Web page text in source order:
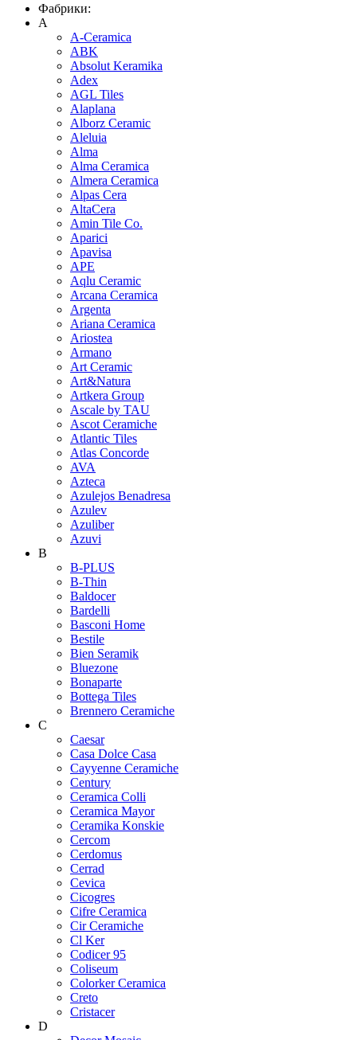
Фабрики:
A
A-Ceramica
ABK
Absolut Keramika
Adex
AGL Tiles
Alaplana
Alborz Ceramic
Aleluia
Alma
Alma Ceramica
Almera Ceramica
Alpas Cera
AltaCera
Amin Tile Co.
Aparici
Apavisa
APE
Aqlu Ceramic
Arcana Ceramica
Argenta
Ariana Ceramica
Ariostea
Armano
Art Ceramic
Art&Natura
Artkera Group
Ascale by TAU
Ascot Ceramiche
Atlantic Tiles
Atlas Concorde
AVA
Azteca
Azulejos Benadresa
Azulev
Azuliber
Azuvi
B
B-PLUS
B-Thin
Baldocer
Bardelli
Basconi Home
Bestile
Bien Seramik
Bluezone
Bonaparte
Bottega Tiles
Brennero Ceramiche
C
Caesar
Casa Dolce Casa
Cayyenne Ceramiche
Century
Ceramica Colli
Ceramica Mayor
Ceramika Konskie
Cercom
Cerdomus
Cerrad
Cevica
Cicogres
Cifre Ceramica
Cir Ceramiche
Cl Ker
Codicer 95
Coliseum
Colorker Ceramica
Creto
Cristacer
D